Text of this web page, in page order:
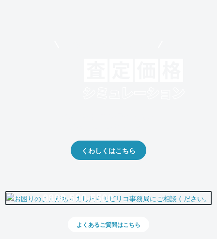
くわしくはこちら
0800-500-5500
よくあるご質問はこちら